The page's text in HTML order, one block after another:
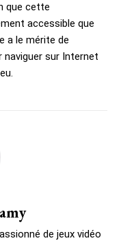
que cette
accessible que
a le mérite de
sur Internet
de jeux vidéo